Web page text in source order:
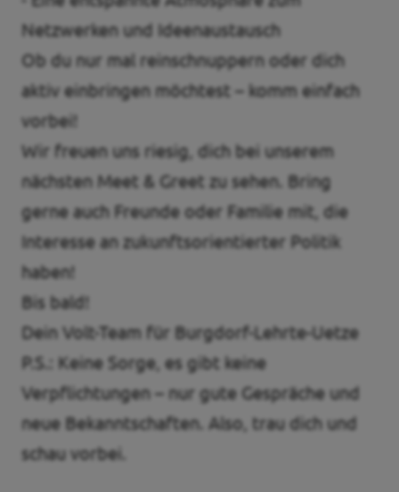
Netzwerken und Ideenaustausch
Ob du nur mal reinschnuppern oder dich
aktiv einbringen möchtest – komm einfach
vorbei!
Wir freuen uns riesig, dich bei unserem
nächsten Meet & Greet zu sehen. Bring
gerne auch Freunde oder Familie mit, die
Interesse an zukunftsorientierter Politik
haben!
Bis bald!
Dein Volt-Team für Burgdorf-Lehrte-Uetze
P.S.: Keine Sorge, es gibt keine
Verpflichtungen – nur gute Gespräche und
neue Bekanntschaften. Also, trau dich und
schau vorbei.